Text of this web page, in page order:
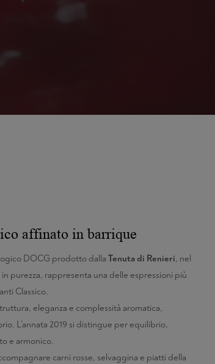
affinato in barrique
DOCG prodotto dalla Tenuta di Renieri, nel
purezza, rappresenta una delle espressioni più
Classico.
eleganza e complessità aromatica,
L’annata 2019 si distingue per equilibrio,
e armonico.
carni rosse, selvaggina e piatti della